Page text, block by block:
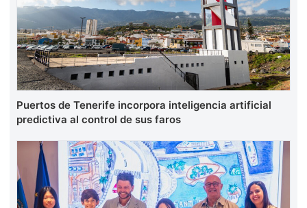
Puertos de Tenerife incorpora inteligencia artificial
predictiva al control de sus faros